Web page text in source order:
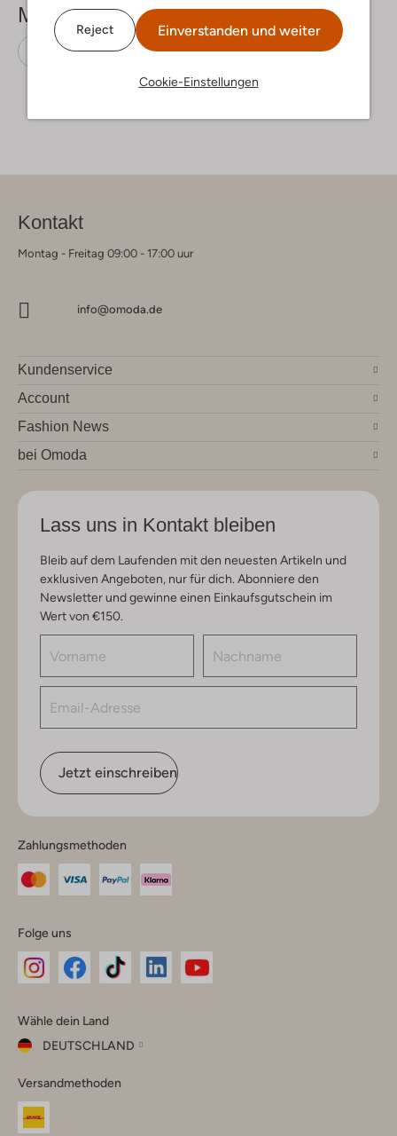
Reject Einverstanden und weiter
Cookie-Einstellungen
Mehr sehen
Sneaker High Converse Leder-Optik
Kontakt
Montag - Freitag 09:00 - 17:00 uur
info@omoda.de
Kundenservice
Account
Fashion News
bei Omoda
Lass uns in Kontakt bleiben
Bleib auf dem Laufenden mit den neuesten Artikeln und
exklusiven Angeboten, nur für dich. Abonniere den
Newsletter und gewinne einen Einkaufsgutschein im
Wert von €150.
Jetzt einschreiben
Zahlungsmethoden
Folge uns
Instagram
Facebook
TikTok
Wähle dein Land
DEUTSCHLAND
dein
Land
Versandmethoden